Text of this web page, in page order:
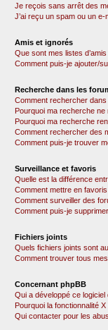
Je reçois sans arrêt des
J’ai reçu un spam ou un
Amis et ignorés
Que sont mes listes d’amis
Comment puis-je ajouter/
Recherche dans les
Comment rechercher
Pourquoi ma recherche
Pourquoi ma recherche
Comment rechercher des
Comment puis-je trouver
Surveillance et favoris
Quelle est la différence
Comment mettre en
Comment surveiller des
Comment puis-je
Fichiers joints
Quels fichiers joints sont
Comment trouver tous
Concernant phpBB
Qui a développé ce logiciel
Pourquoi la fonctionnalité
Qui contacter pour les